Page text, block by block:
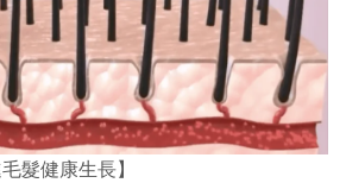
髮健康生長】